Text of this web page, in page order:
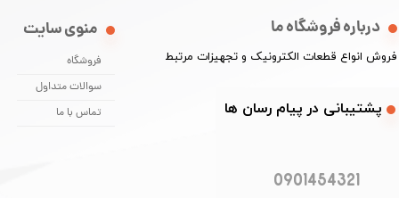
درباره فروشگاه ما
​فروش انواع قطعات الکترونیک و تجهیزات مرتبط
منوی سایت
فروشگاه
سوالات متداول
تماس با ما
​​پشتیبانی در پیام رسان ها
0901454321